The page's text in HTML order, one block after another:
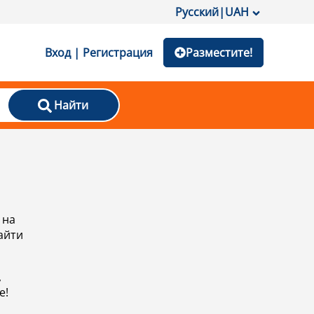
Русский|UAH
Вход | Регистрация Разместите!
Найти